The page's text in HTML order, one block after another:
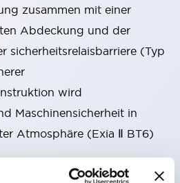
zusammen mit einer
Abdeckung und der
sicherheitsrelaisbarriere (Typ
wird
Maschinensicherheit in
Atmosphäre (Exia Ⅱ BT6)
auf der Rückseite,